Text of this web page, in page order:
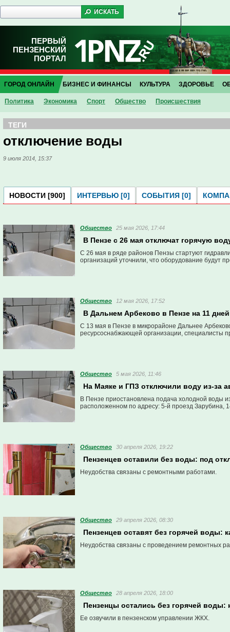
ПЕРВЫЙ
ПЕНЗЕНСКИЙ
ПОРТАЛ
ГОРОД ОНЛАЙН
Политика Экономика Спорт Общество Проиcшествия
БИЗНЕС И ФИНАНСЫ КУЛЬТУРА ЗДОРОВЬЕ
ТЕГИ
отключение воды
9 июля 2014, 15:37
НОВОСТИ [900] ИНТЕРВЬЮ [0] СОБЫТИЯ [0]
Общество 25 мая 2026, 17:44
В Пензе с 26 мая отключат горячую
С 26 мая в ряде районов Пензы стартуют
организаций уточнили, что оборудование будут
Общество 12 мая 2026, 17:52
В Дальнем Арбеково в Пензе на 11
С 13 мая в Пензе в микрорайоне Дальнее
ресурсоснабжающей организации, специалисты
Общество 5 мая 2026, 11:46
На Маяке и ГПЗ отключили воду из-за
В Пензе приостановлена подача холодной воды
расположенном по адресу: 5-й проезд Зарубина,
Общество 30 апреля 2026, 19:22
Пензенцев оставили без воды: под
Неудобства связаны с ремонтными работами.
Общество 29 апреля 2026, 08:30
Пензенцев оставят без горячей воды:
Неудобства связаны с проведением ремонтных
Общество 28 апреля 2026, 18:00
Пензенцы остались без горячей воды:
Ее озвучили в пензенском управлении ЖКХ.